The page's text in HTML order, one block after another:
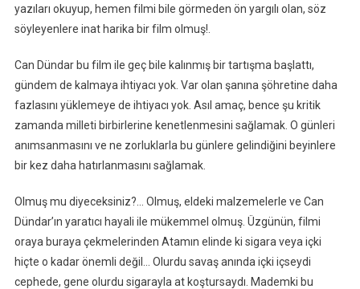
yazıları okuyup, hemen filmi bile görmeden ön yargılı olan, söz
söyleyenlere inat harika bir film olmuş!.
Can Dündar bu film ile geç bile kalınmış bir tartışma başlattı,
gündem de kalmaya ihtiyacı yok. Var olan şanına şöhretine daha
fazlasını yüklemeye de ihtiyacı yok. Asıl amaç, bence şu kritik
zamanda milleti birbirlerine kenetlenmesini sağlamak. O günleri
anımsanmasını ve ne zorluklarla bu günlere gelindiğini beyinlere
bir kez daha hatırlanmasını sağlamak.
Olmuş mu diyeceksiniz?… Olmuş, eldeki malzemelerle ve Can
Dündar’ın yaratıcı hayali ile mükemmel olmuş. Üzgünün, filmi
oraya buraya çekmelerinden Atamın elinde ki sigara veya içki
hiçte o kadar önemli değil… Olurdu savaş anında içki içseydi
cephede, gene olurdu sigarayla at koştursaydı. Mademki bu